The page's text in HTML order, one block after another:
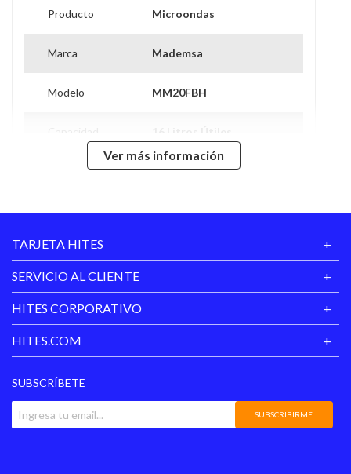
Ver más información
Producto Microondas
Marca Mademsa
Modelo MM20FBH
Potencia 650 Watts
Programas 2
Material Cuerpo
Material Interior
Temperatura
Grill No
Ver más información
TARJETA HITES
SERVICIO AL CLIENTE
HITES CORPORATIVO
HITES.COM
SUBSCRÍBETE
SUBSCRIBIRME